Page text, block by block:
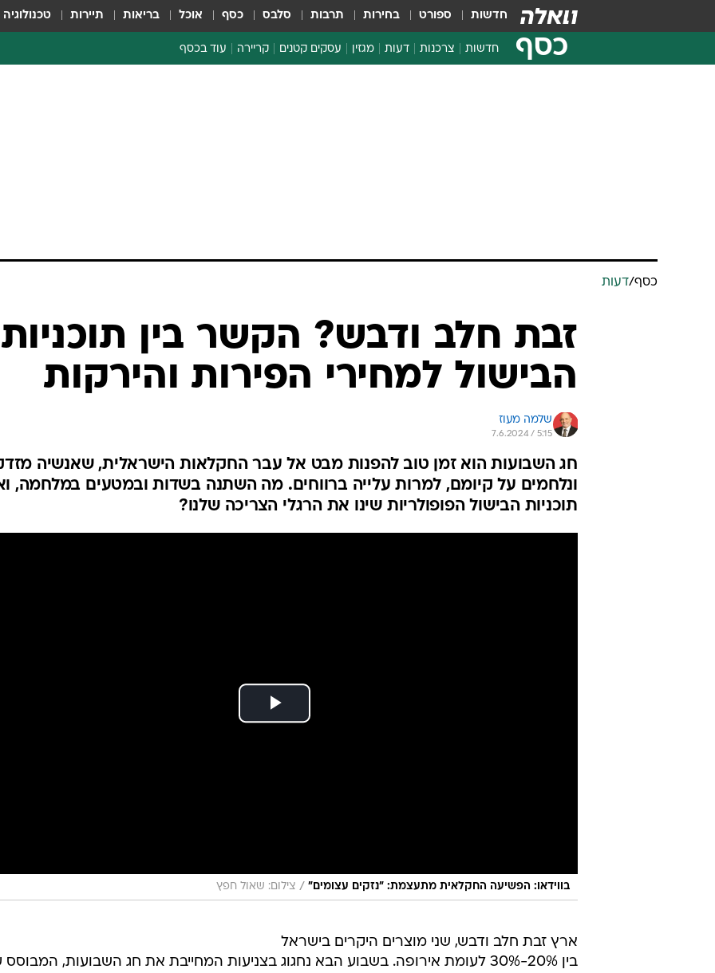
חדשות ספורט בחירות תרבות סלבס כסף אוכל בריאות תיירות טכנולוגיה
כסף חדשות צרכנות דעות מגזין עסקים קטנים קריירה עוד בכסף
כסף/דעות
זבת חלב ודבש? הקשר בין תוכניות
הבישול למחירי הפירות והירקות
שלמה מעוז
7.6.2024 / 5:15
חג השבועות הוא זמן טוב להפנות מבט אל עבר החקלאות הישראלית, שאנשיה
ונלחמים על קיומם, למרות עלייה ברווחים. מה השתנה בשדות ובמטעים במלחמה,
תוכניות הבישול הפופולריות שינו את הרגלי הצריכה שלנו?
בווידאו: הפשיעה החקלאית מתעצמת: "נזקים עצומים" / צילום: שאול חפץ
ארץ זבת חלב ודבש, שני מוצרים היקרים בישראל
בין 20%-30% לעומת אירופה. בשבוע הבא נחגוג בצניעות המחייבת את חג השבועות,